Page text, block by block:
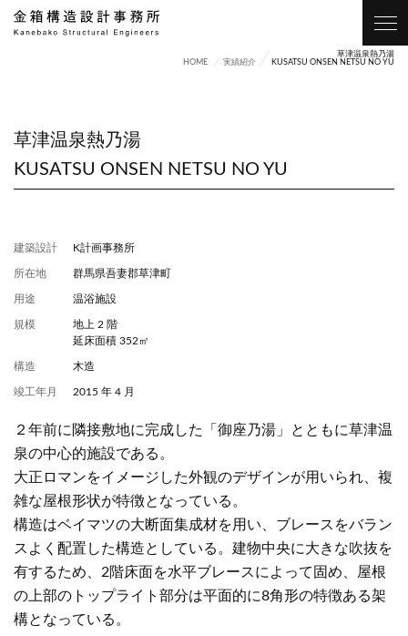
HOME 実績紹介
草津温泉熱乃湯
KUSATSU ONSEN NETSU NO YU
草津温泉熱乃湯
KUSATSU ONSEN NETSU NO YU
内観
建築設計 K計画事務所
所在地 群馬県吾妻郡草津町
用途 温浴施設
規模
地上 2 階
延床面積 352㎡
構造 木造
竣工年月 2015 年 4 月
２年前に隣接敷地に完成した「御座乃湯」とともに草津温
泉の中心的施設である。
大正ロマンをイメージした外観のデザインが用いられ、複
雑な屋根形状が特徴となっている。
構造はベイマツの大断面集成材を用い、ブレースをバラン
スよく配置した構造としている。建物中央に大きな吹抜を
有するため、2階床面を水平ブレースによって固め、屋根
の上部のトップライト部分は平面的に8角形の特徴ある架
構となっている。